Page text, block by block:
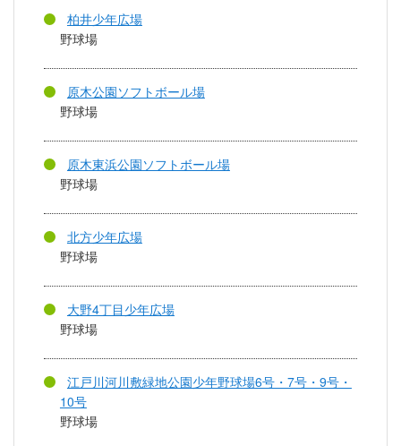
柏井少年広場
野球場
原木公園ソフトボール場
野球場
原木東浜公園ソフトボール場
野球場
北方少年広場
野球場
大野4丁目少年広場
野球場
江戸川河川敷緑地公園少年野球場6号・7号・9号・
10号
野球場